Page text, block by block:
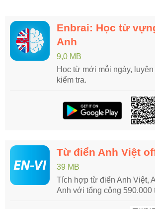
Enbrai: Học từ
Anh
9,0 MB
Học từ mới mỗi ngày,
kiểm tra.
Từ điển Anh Việt
39 MB
Tích hợp từ điển Anh Việt,
Anh với tổng cộng 590.000